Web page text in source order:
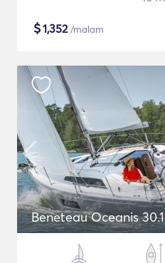
$1,352/malam
Beneteau Oceanis 30.1